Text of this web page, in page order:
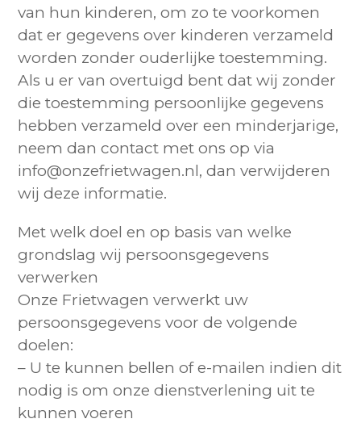
van hun kinderen, om zo te voorkomen
dat er gegevens over kinderen verzameld
worden zonder ouderlijke toestemming.
Als u er van overtuigd bent dat wij zonder
die toestemming persoonlijke gegevens
hebben verzameld over een minderjarige,
neem dan contact met ons op via
info@onzefrietwagen.nl, dan verwijderen
wij deze informatie.
Met welk doel en op basis van welke
grondslag wij persoonsgegevens
verwerken
Onze Frietwagen verwerkt uw
persoonsgegevens voor de volgende
doelen:
– U te kunnen bellen of e-mailen indien dit
nodig is om onze dienstverlening uit te
kunnen voeren